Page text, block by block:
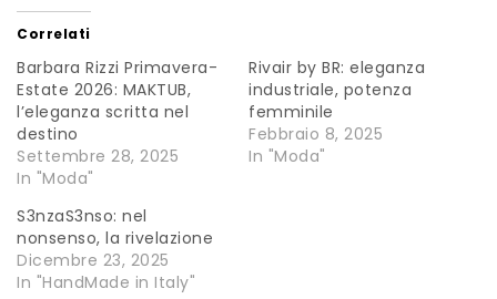
Correlati
Barbara Rizzi Primavera-
Estate 2026: MAKTUB,
l’eleganza scritta nel
destino
Settembre 28, 2025
In "Moda"
Rivair by BR: eleganza
industriale, potenza
femminile
Febbraio 8, 2025
In "Moda"
S3nzaS3nso: nel
nonsenso, la rivelazione
Dicembre 23, 2025
In "HandMade in Italy"